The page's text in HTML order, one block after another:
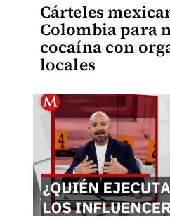
Cárteles
Colombia para
cocaína con
locales